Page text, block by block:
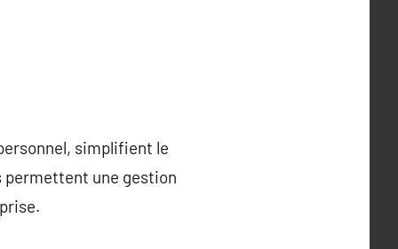
simplifient le
permettent une gestion